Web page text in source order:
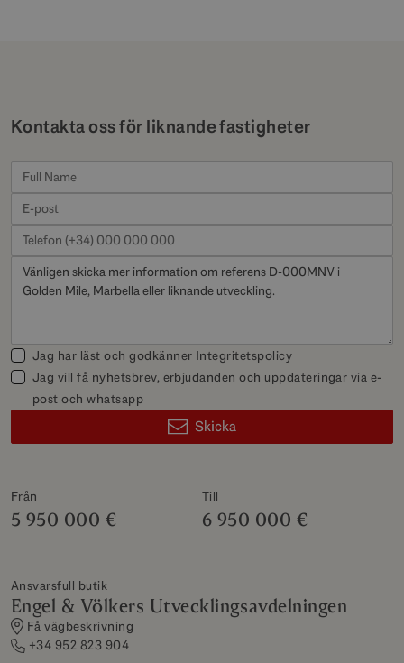
Kontakta oss för liknande fastigheter
Från
5 950 000 €
Till
6 950 000 €
Ansvarsfull butik
Engel & Völkers Utvecklingsavdelningen
Få vägbeskrivning
+34 952 823 904
Jag har läst och godkänner Integritetspolicy
Jag vill få nyhetsbrev, erbjudanden och uppdateringar via e-
post och whatsapp
Skicka